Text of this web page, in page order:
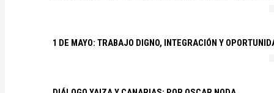
1 DE MAYO: TRABAJO DIGNO, INTEGRACIÓN Y